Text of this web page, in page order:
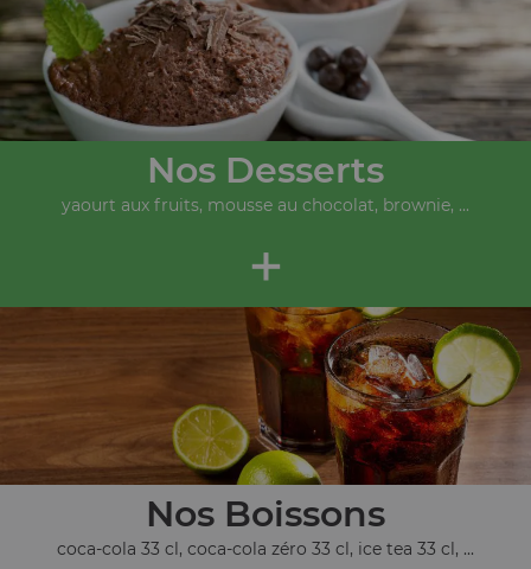
Nos Desserts
yaourt aux fruits, mousse au chocolat, brownie, ...
+
Nos Boissons
coca-cola 33 cl, coca-cola zéro 33 cl, ice tea 33 cl, ...